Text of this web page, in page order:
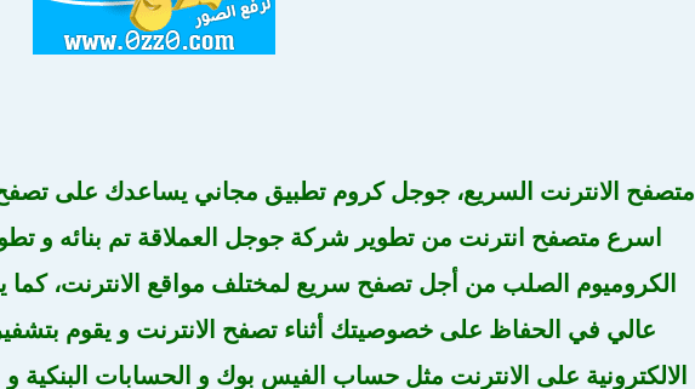
متصفح الانترنت السريع، جوجل كروم تطبيق مجاني يساعدك على
اسرع متصفح انترنت من تطوير شركة جوجل العملاقة تم بنائه و
الكروميوم الصلب من أجل تصفح سريع لمختلف مواقع الانترنت،
عالي في الحفاظ على خصوصيتك أثناء تصفح الانترنت و يقوم
الالكترونية على الانترنت مثل حساب الفيس بوك و الحسابات البنكية و